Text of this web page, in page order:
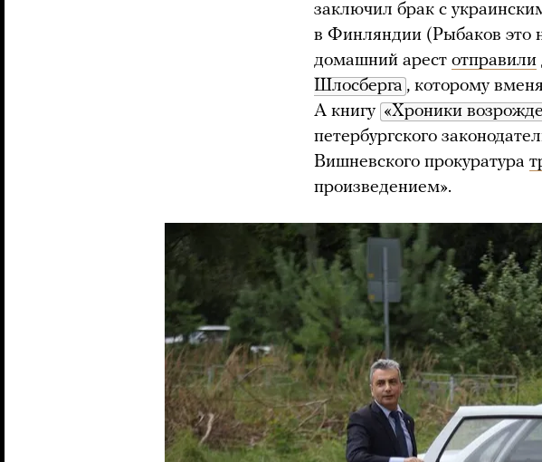
заключил брак с
в Финляндии (Рыбаков это
домашний арест отправили
Шлосберга , которому
А книгу «Хроники
петербургского
Вишневского прокуратура
произведением».